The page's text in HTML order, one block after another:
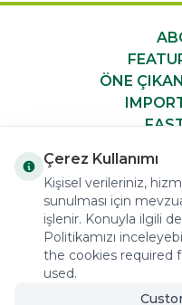
ÖNE
COPYRIGHT © 2023
Tasarım ve
Çerez Kullanımı
Kişisel verileriniz,
sunulması için
işlenir. Konuyla ilgili
Politikamızı
the cookies required
used.